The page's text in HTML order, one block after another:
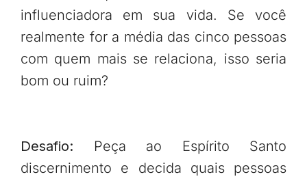
influenciadora em sua vida. Se você
realmente for a média das cinco pessoas
com quem mais se relaciona, isso seria
bom ou ruim?
Desafio: Peça ao Espírito Santo
discernimento e decida quais pessoas